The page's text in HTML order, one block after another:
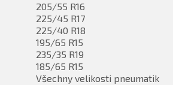
205/55 R16
225/45 R17
225/40 R18
195/65 R15
235/35 R19
185/65 R15
Všechny velikosti pneumatik